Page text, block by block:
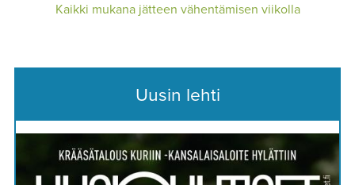
Kaikki mukana jätteen vähentämisen viikolla
Uusin lehti